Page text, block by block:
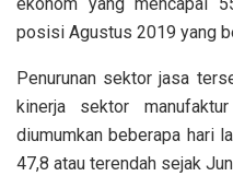
posisi Agustus 2019 yang
Penurunan sektor jasa
kinerja sektor
diumumkan beberapa hari
47,8 atau terendah sejak